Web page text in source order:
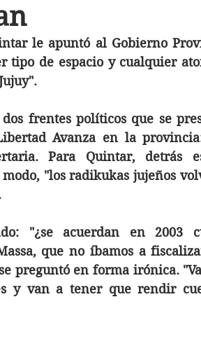
le apuntó al Gobierno
tipo de espacio y cualquier
frentes políticos que se
Avanza en la
Para Quintar, detrás
"los radikukas jujeños
"¿se acuerdan en 2003
que no íbamos a
preguntó en forma irónica.
y van a tener que rendir